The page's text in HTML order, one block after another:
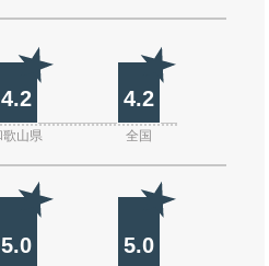
4.2 4.2
歌山県 全国
5.0 5.0